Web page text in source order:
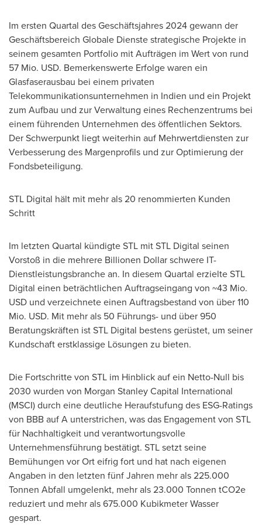
Im ersten Quartal des Geschäftsjahres 2024 gewann der
Geschäftsbereich Globale Dienste strategische Projekte in
seinem gesamten Portfolio mit Aufträgen im Wert von rund
57 Mio. USD. Bemerkenswerte Erfolge waren ein
Glasfaserausbau bei einem privaten
Telekommunikationsunternehmen in Indien und ein Projekt
zum Aufbau und zur Verwaltung eines Rechenzentrums bei
einem führenden Unternehmen des öffentlichen Sektors.
Der Schwerpunkt liegt weiterhin auf Mehrwertdiensten zur
Verbesserung des Margenprofils und zur Optimierung der
Fondsbeteiligung.
STL Digital hält mit mehr als 20 renommierten Kunden
Schritt
Im letzten Quartal kündigte STL mit STL Digital seinen
Vorstoß in die mehrere Billionen Dollar schwere IT-
Dienstleistungsbranche an. In diesem Quartal erzielte STL
Digital einen beträchtlichen Auftragseingang von ~43 Mio.
USD und verzeichnete einen Auftragsbestand von über 110
Mio. USD. Mit mehr als 50 Führungs- und über 950
Beratungskräften ist STL Digital bestens gerüstet, um seiner
Kundschaft erstklassige Lösungen zu bieten.
Die Fortschritte von STL im Hinblick auf ein Netto-Null bis
2030 wurden von Morgan Stanley Capital International
(MSCI) durch eine deutliche Heraufstufung des ESG-Ratings
von BBB auf A unterstrichen, was das Engagement von STL
für Nachhaltigkeit und verantwortungsvolle
Unternehmensführung bestätigt. STL setzt seine
Bemühungen vor Ort eifrig fort und hat nach eigenen
Angaben in den letzten fünf Jahren mehr als 225.000
Tonnen Abfall umgelenkt, mehr als 23.000 Tonnen tCO2e
reduziert und mehr als 675.000 Kubikmeter Wasser
gespart.